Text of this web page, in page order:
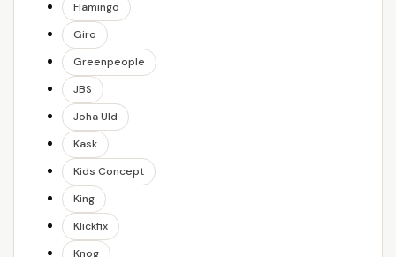
Flamingo
Giro
Greenpeople
JBS
Joha Uld
Kask
Kids Concept
King
Klickfix
Knog